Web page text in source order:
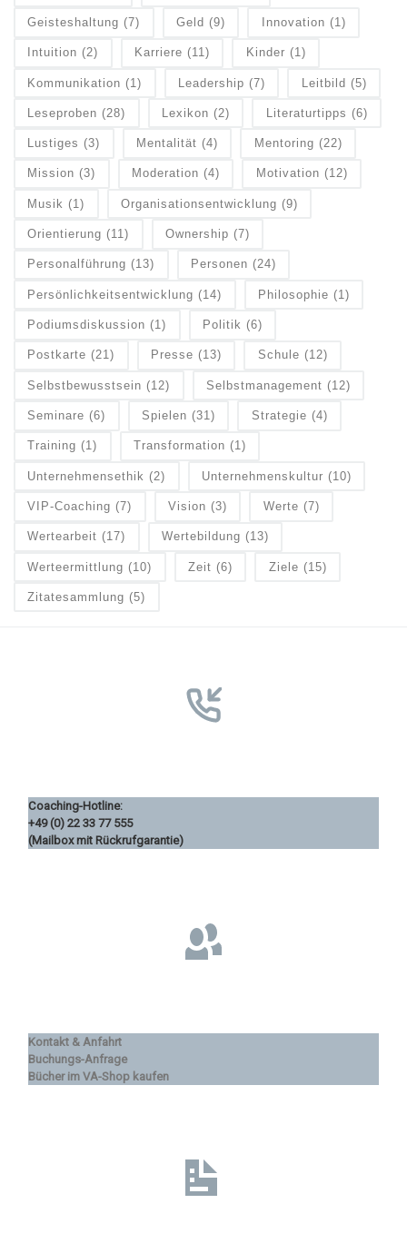
Geisteshaltung (7) Geld (9) Innovation (1)
Intuition (2) Karriere (11) Kinder (1)
Kommunikation (1) Leadership (7) Leitbild (5)
Leseproben (28) Lexikon (2) Literaturtipps (6)
Lustiges (3) Mentalität (4) Mentoring (22)
Mission (3) Moderation (4) Motivation (12)
Musik (1) Organisationsentwicklung (9)
Orientierung (11) Ownership (7)
Personalführung (13) Personen (24)
Persönlichkeitsentwicklung (14) Philosophie (1)
Podiumsdiskussion (1) Politik (6)
Postkarte (21) Presse (13) Schule (12)
Selbstbewusstsein (12) Selbstmanagement (12)
Seminare (6) Spielen (31) Strategie (4)
Training (1) Transformation (1)
Unternehmensethik (2) Unternehmenskultur (10)
VIP-Coaching (7) Vision (3) Werte (7)
Wertearbeit (17) Wertebildung (13)
Werteermittlung (10) Zeit (6) Ziele (15)
Zitatesammlung (5)
Coaching-Hotline:
+49 (0) 22 33 77 555
(Mailbox mit Rückrufgarantie)
Kontakt & Anfahrt
Buchungs-Anfrage
Bücher im VA-Shop kaufen